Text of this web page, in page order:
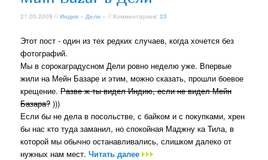
21.05.2009 //Индия » Дели » // Комментариев:23
Этот пост - один из тех редких случаев, когда хочется без
фотографий.
Мы в сорокаградусном Дели ровно неделю уже. Впервые
жили на Мейн Базаре и этим, можно сказать, прошли боевое
крещение.Разве ж ты видел Индию, если не видел Мейн
Базара? )))
Если бы не дела в посольстве, с байком и с покупками, хрен
бы нас кто туда заманил, но спокойная Маджну ка Тила, в
которой мы обычно останавливались, слишком далеко от
нужных нам мест.Читать далее